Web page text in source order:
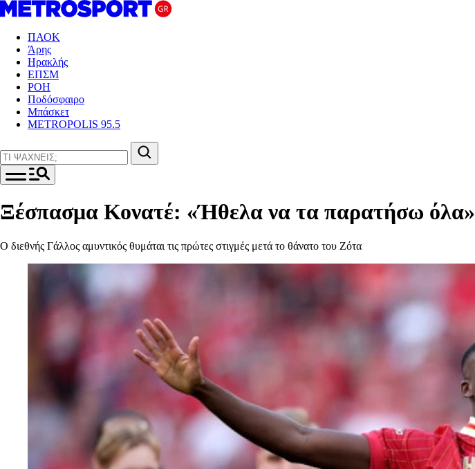
ΠΑΟΚ
Άρης
Ηρακλής
ΕΠΣΜ
ΡΟΗ
Ποδόσφαιρο
Μπάσκετ
METROPOLIS 95.5
Ξέσπασμα Κονατέ: «Ήθελα να τα παρατήσω όλα»
Ο διεθνής Γάλλος αμυντικός θυμάται τις πρώτες στιγμές μετά το θάνατο του Ζότα